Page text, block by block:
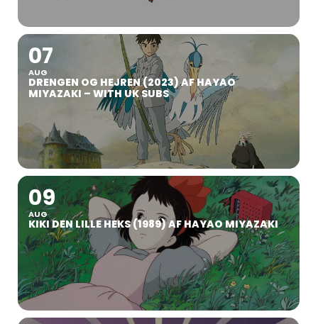
07
AUG
DRENGEN OG HEJREN (2023) AF HAYAO
MIYAZAKI – WITH UK SUBS
09
AUG
KIKI DEN LILLE HEKS (1989) AF HAYAO MIYAZAKI